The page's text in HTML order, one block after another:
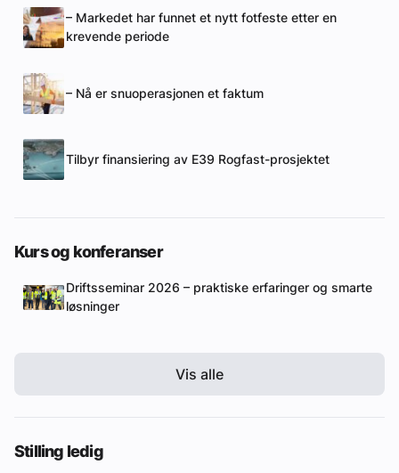
– Markedet har funnet et nytt fotfeste etter en
krevende periode
– Nå er snuoperasjonen et faktum
Tilbyr finansiering av E39 Rogfast-prosjektet
Kurs og konferanser
Driftsseminar 2026 – praktiske erfaringer og smarte
løsninger
Vis alle
Stilling ledig